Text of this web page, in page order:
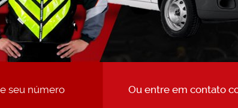
seu número Ou entre em contato